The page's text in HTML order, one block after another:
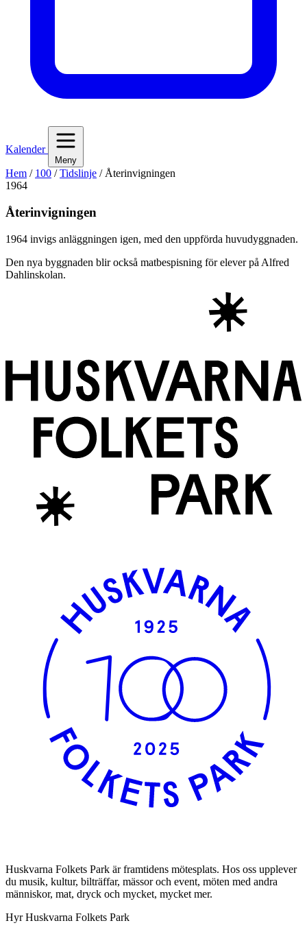
Kalender
Meny
Hem / 100 /Tidslinje / Återinvigningen
1964
Återinvigningen
1964 invigs anläggningen igen, med den uppförda huvudyggnaden.
Den nya byggnaden blir också matbespisning för elever på Alfred
Dahlinskolan.
Huskvarna Folkets Park är framtidens mötesplats. Hos oss upplever
du musik, kultur, bilträffar, mässor och event, möten med andra
människor, mat, dryck och mycket, mycket mer.
Hyr Huskvarna Folkets Park